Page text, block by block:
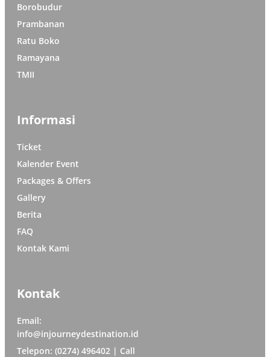
Borobudur
Prambanan
Ratu Boko
Ramayana
TMII
Informasi
Ticket
Kalender Event
Packages & Offers
Gallery
Berita
FAQ
Kontak Kami
Kontak
Email:
info@injourneydestination.id
Telepon: (0274) 496402 | Call